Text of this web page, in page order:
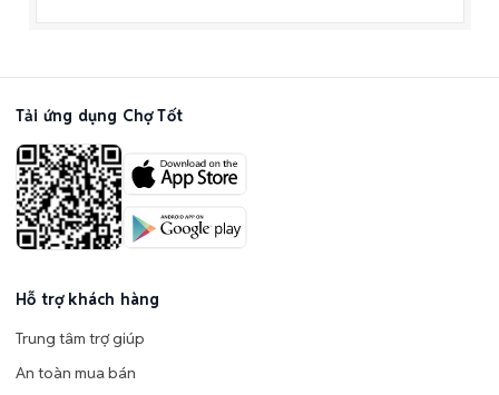
Tải ứng dụng Chợ Tốt
Hỗ trợ khách hàng
Trung tâm trợ giúp
An toàn mua bán